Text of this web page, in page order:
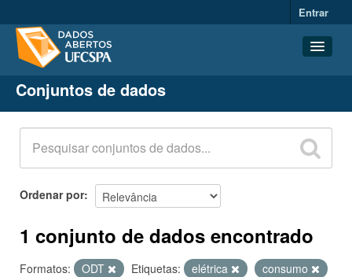
Entrar
Conjuntos de dados
Organizações
Grupos
Sobre
Conjuntos de dados
Ordenar por
1 conjunto de dados encontrado
Formatos: ODT Etiquetas: elétrica
consumo